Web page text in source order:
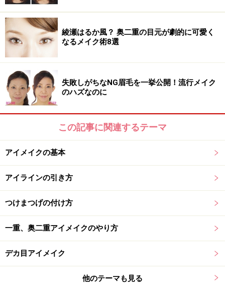
この時まつ毛のキワを塗り忘れると、不自然な仕上がり
になるので、要注意!!
アイラインだけが目立ちます
ただし、肌なじみのよいナチュラルなアイカラーを選ん
で塗っても、目元にメリハリをつけようとアイラインを
引いただけだと、不自然にアイラインだけが目立ってし
まします。
3.アイライン後の一手間がポイント!!
ナチュラルにメリハリEyeを手に入れるポイントは、ア
イライン後のほんの一手間が重要なのです。
綾瀬はるか風？ 奥二重の目元が劇的に可愛く
なるメイク術8選
失敗しがちなNG眉毛を一挙公開！流行メイク
のハズなのに
この記事に関連するテーマ
アイメイクの基本
アイラインの引き方
つけまつげの付け方
一重、奥二重アイメイクのやり方
デカ目アイメイク
他のテーマも見る